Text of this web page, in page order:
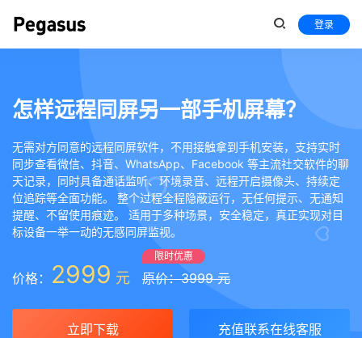
登录
怎样远程同屏另一部手机屏幕？
无需对方同意的远程同屏软件，不用接触拿到手机安装，支持实时
同步查看微信、抖音、WhatsApp、Facebook 等主流社交软件的聊
天记录，同时具备通话监听、环境录音、远程开启摄像头、持续定
位追踪等全面功能。 整个过程全程隐蔽运行，无任何提示、无通知
提醒、不留使用痕迹。 适用于多种场景，安全稳定，真正实现对目
标设备一举一动的无感同屏监视。
价格： 2999 元
限时优惠
原价：3999 元
立即下载 充值联系在线客服